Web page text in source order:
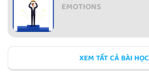
EMOTIONS
FEELINGS
XEM TẤT CẢ BÀI HỌC